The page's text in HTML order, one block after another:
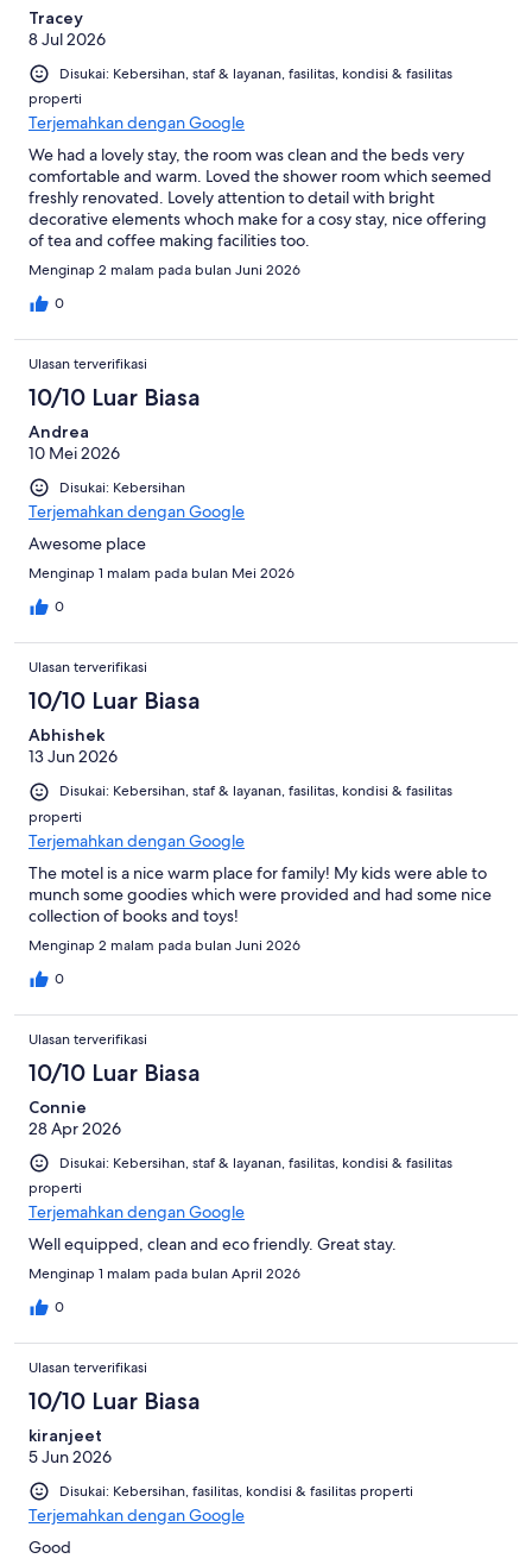
Tracey
8 Jul 2026
Disukai: Kebersihan, staf & layanan, fasilitas, kondisi & fasilitas
properti
Terjemahkan dengan Google
We had a lovely stay, the room was clean and the beds very
comfortable and warm. Loved the shower room which seemed
freshly renovated. Lovely attention to detail with bright
decorative elements whoch make for a cosy stay, nice offering
of tea and coffee making facilities too.
Menginap 2 malam pada bulan Juni 2026
0
Ulasan terverifikasi
10/10 Luar Biasa
Andrea
10 Mei 2026
Disukai: Kebersihan
Terjemahkan dengan Google
Awesome place
Menginap 1 malam pada bulan Mei 2026
0
Ulasan terverifikasi
10/10 Luar Biasa
Abhishek
13 Jun 2026
Disukai: Kebersihan, staf & layanan, fasilitas, kondisi & fasilitas
properti
Terjemahkan dengan Google
The motel is a nice warm place for family! My kids were able to
munch some goodies which were provided and had some nice
collection of books and toys!
Menginap 2 malam pada bulan Juni 2026
0
Ulasan terverifikasi
10/10 Luar Biasa
Connie
28 Apr 2026
Disukai: Kebersihan, staf & layanan, fasilitas, kondisi & fasilitas
properti
Terjemahkan dengan Google
Well equipped, clean and eco friendly. Great stay.
Menginap 1 malam pada bulan April 2026
0
Ulasan terverifikasi
10/10 Luar Biasa
kiranjeet
5 Jun 2026
Disukai: Kebersihan, fasilitas, kondisi & fasilitas properti
Terjemahkan dengan Google
Good